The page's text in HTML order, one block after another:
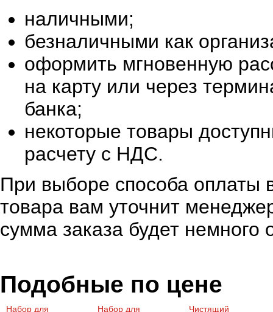
наличными;
безналичными как
оформить мгновенную
на карту или через
банка;
некоторые товары
расчету с НДС.
При выборе способа оплаты
товара вам уточнит
сумма заказа будет немного
Подобные по цене
Набор для
Набор для
Чистящий